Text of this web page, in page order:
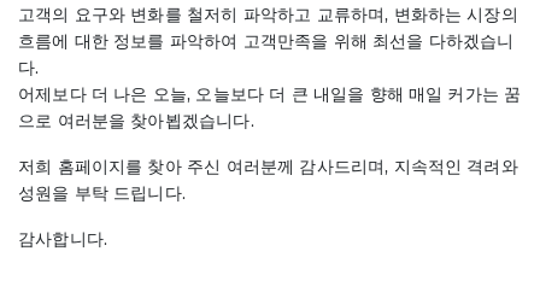
고객의 요구와 변화를 철저히 파악하고 교류하며, 변화하는 시장의
흐름에 대한 정보를 파악하여 고객만족을 위해 최선을 다하겠습니
다.
어제보다 더 나은 오늘, 오늘보다 더 큰 내일을 향해 매일 커가는 꿈
으로 여러분을 찾아뵙겠습니다.
저희 홈페이지를 찾아 주신 여러분께 감사드리며, 지속적인 격려와
성원을 부탁 드립니다.
감사합니다.